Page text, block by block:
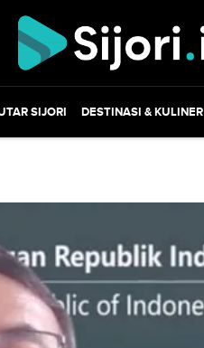
SIJORI DESTINASI & KULINER